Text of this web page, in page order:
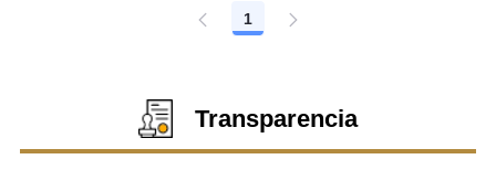
Página
1
Transparencia